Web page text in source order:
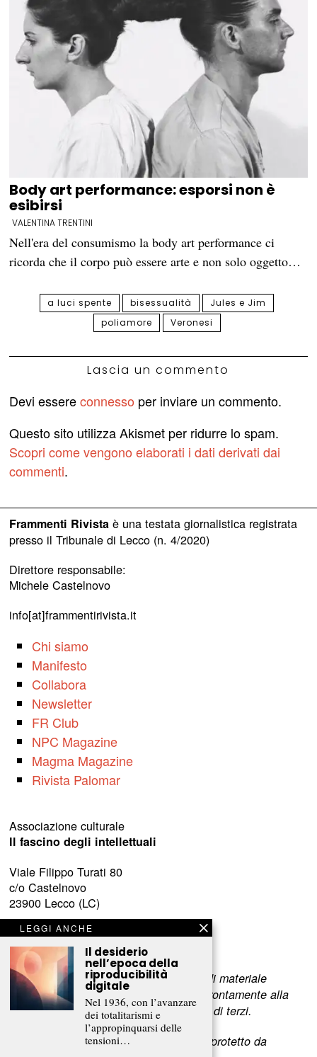
Body art performance: esporsi non è
esibirsi
VALENTINA TRENTINI
Nell'era del consumismo la body art performance ci
ricorda che il corpo può essere arte e non solo oggetto…
a luci spente bisessualità
Jules e Jim
poliamore
Veronesi
Lascia un commento
Devi essereconnesso per inviare un commento.
Questo sito utilizza Akismet per ridurre lo spam.
Scopri come vengono elaborati i dati derivati dai
commenti.
Frammenti Rivistaè una testata giornalistica registrata
presso il Tribunale di Lecco (n. 4/2020)
Direttore responsabile:
Michele Castelnovo
info[at]frammentirivista.it
Chi siamo
Manifesto
Collabora
Newsletter
FR Club
NPC Magazine
Magma Magazine
Rivista Palomar
Associazione culturale
Il fascino degli intellettuali
Viale Filippo Turati 80
c/o Castelnovo
23900 Lecco (LC)
www.fascinointellettuali.it
info[at]fascinointellettuali.it
Per segnalare eventuali errori nell’uso di materiale
riservato,scriveteci e provvederemo prontamente alla
rimozione del materiale lesivo dei diritti di terzi.
L’intero contenuto di questo sito web è protetto da
LEGGI ANCHE
Il desiderio
nell’epoca della
riproducibilità
digitale
Nel 1936, con l’avanzare
dei totalitarismi e
l’appropinquarsi delle
tensioni…